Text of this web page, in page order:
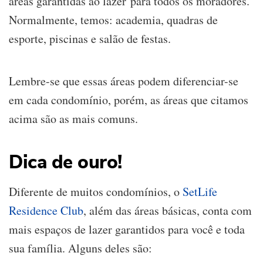
Normalmente, temos: academia, quadras de
esporte, piscinas e salão de festas.
Lembre-se que essas áreas podem diferenciar-se
em cada condomínio, porém, as áreas que citamos
acima são as mais comuns.
Dica de ouro!
Diferente de muitos condomínios, o SetLife
Residence Club, além das áreas básicas, conta com
mais espaços de lazer garantidos para você e toda
sua família. Alguns deles são: